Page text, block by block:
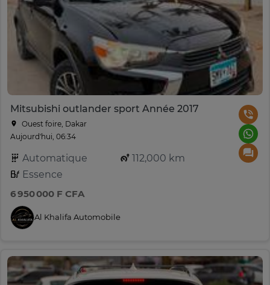
Mitsubishi outlander sport Année 2017
Ouest foire, Dakar
Aujourd'hui, 06:34
Automatique
112,000 km
Essence
6 950 000 F CFA
Al Khalifa Automobile